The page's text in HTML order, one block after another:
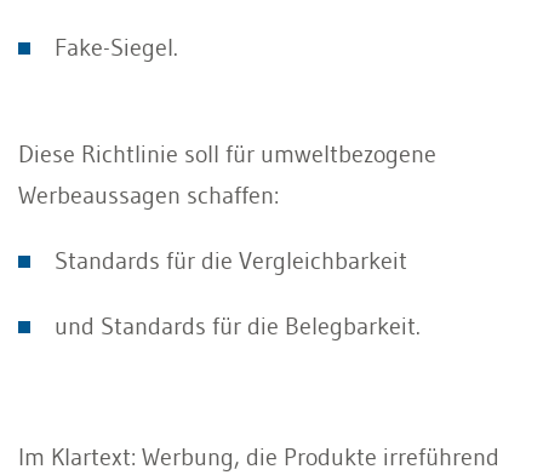
Fake-Siegel.
Diese Richtlinie soll für umweltbezogene
Werbeaussagen schaffen:
Standards für die Vergleichbarkeit
und Standards für die Belegbarkeit.
Im Klartext: Werbung, die Produkte irreführend